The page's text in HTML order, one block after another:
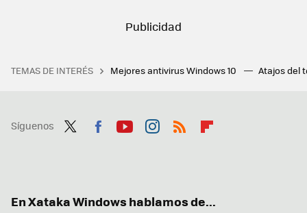
TEMAS DE INTERÉS Mejores antivirus Windows 10 Atajos del
Síguenos
En Xataka Windows hablamos de...